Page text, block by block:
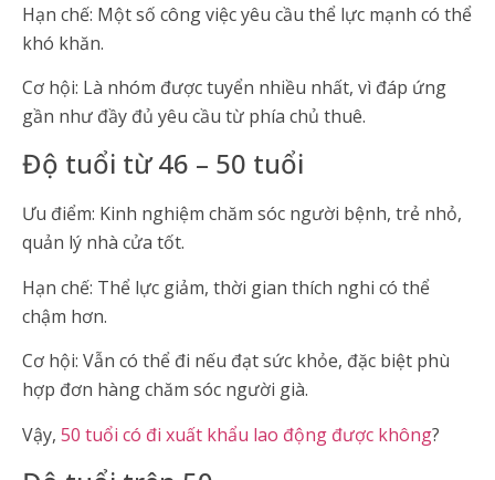
Hạn chế: Một số công việc yêu cầu thể lực mạnh có thể
khó khăn.
Cơ hội: Là nhóm được tuyển nhiều nhất, vì đáp ứng
gần như đầy đủ yêu cầu từ phía chủ thuê.
Độ tuổi từ 46 – 50 tuổi
Ưu điểm: Kinh nghiệm chăm sóc người bệnh, trẻ nhỏ,
quản lý nhà cửa tốt.
Hạn chế: Thể lực giảm, thời gian thích nghi có thể
chậm hơn.
Cơ hội: Vẫn có thể đi nếu đạt sức khỏe, đặc biệt phù
hợp đơn hàng chăm sóc người già.
Vậy, 50 tuổi có đi xuất khẩu lao động được không?